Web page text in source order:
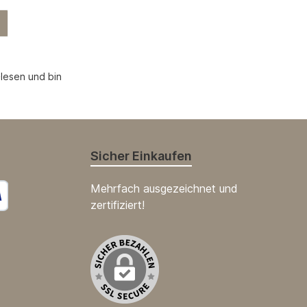
und bin
Sicher Einkaufen
Mehrfach ausgezeichnet und
zertifiziert!